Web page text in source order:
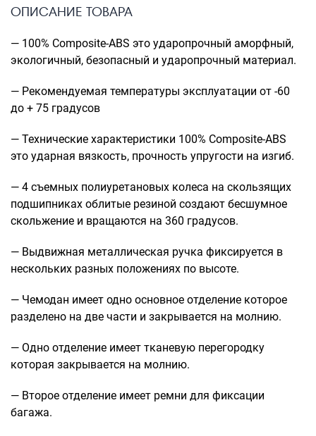
Сумки-тележки хозяйственные
Сумки детские
Рюкзаки
Рюкзаки городские
Рюкзаки подростковые
Ранцы школьные
Рюкзаки туристические
Рюкзаки для охоты-рыбалки
Рюкзаки на колесах
ШОППЕРЫ
Кейсы и планшеты
Планшеты
Чехлы для чемоданов
Пеналы для школы
ОПИСАНИЕ ТОВАРА
— 100% Composite-ABS это ударопрочный аморфный,
экологичный, безопасный и ударопрочный материал.
— Рекомендуемая температуры эксплуатации от -60
до + 75 градусов
— Технические характеристики 100% Composite-ABS
это ударная вязкость, прочность упругости на изгиб.
— 4 съемных полиуретановых колеса на скользящих
подшипниках облитые резиной создают бесшумное
скольжение и вращаются на 360 градусов.
— Выдвижная металлическая ручка фиксируется в
нескольких разных положениях по высоте.
— Чемодан имеет одно основное отделение которое
разделено на две части и закрывается на молнию.
— Одно отделение имеет тканевую перегородку
которая закрывается на молнию.
— Второе отделение имеет ремни для фиксации
багажа.